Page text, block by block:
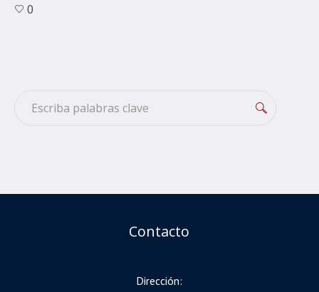
0
Contacto
Dirección: